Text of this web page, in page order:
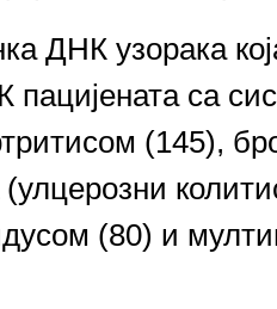
ДНК узорака
пацијената са
(145),
(80) и